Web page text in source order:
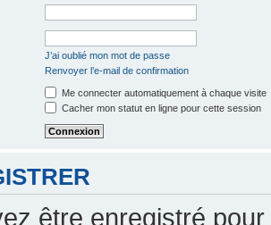
J’ai oublié mon mot de passe
Renvoyer l’e-mail de confirmation
Me connecter automatiquement à chaque visite
Cacher mon statut en ligne pour cette session
être enregistré